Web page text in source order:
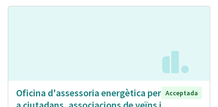
Oficina d'assessoria energètica per Acceptada